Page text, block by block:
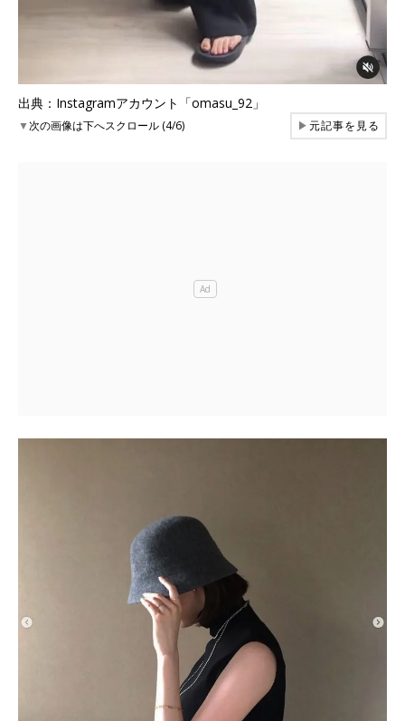
出典：Instagramアカウント「omasu_92」
▼次の画像は下へスクロール (4/6) ▶元記事を見る